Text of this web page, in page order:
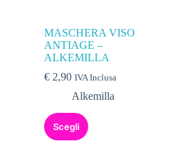
MASCHERA VISO
ANTIAGE –
ALKEMILLA
€ 2,90 IVA Inclusa
Alkemilla
Scegli